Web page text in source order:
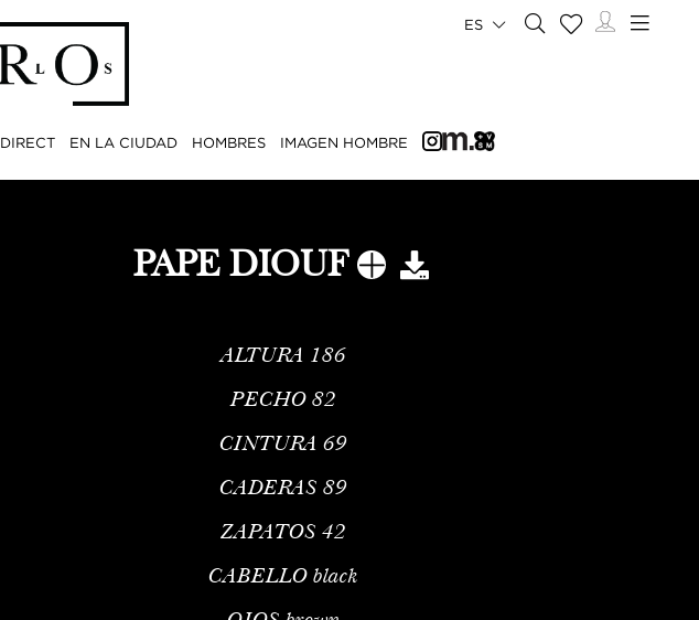
DIRECT EN LA CIUDAD HOMBRES IMAGEN HOMBRE
ES
PAPE DIOUF
ALTURA 186
PECHO 82
CINTURA 69
CADERAS 89
ZAPATOS 42
CABELLO black